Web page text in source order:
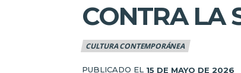
CONTRA LA
CULTURA CONTEMPORÁNEA
PUBLICADO EL 15 DE MAYO DE 2026